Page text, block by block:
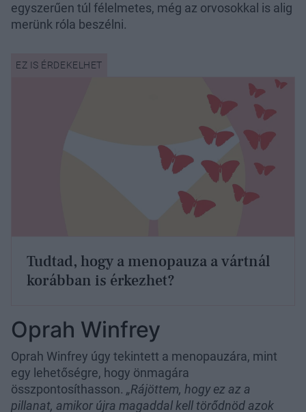
egyszerűen túl félelmetes, még az orvosokkal is alig
merünk róla beszélni.
Tudtad, hogy a menopauza a vártnál
korábban is érkezhet?
Oprah Winfrey
Oprah Winfrey úgy tekintett a menopauzára, mint
egy lehetőségre, hogy önmagára
összpontosíthasson. „Rájöttem, hogy ez az a
pillanat, amikor újra magaddal kell törődnöd azok